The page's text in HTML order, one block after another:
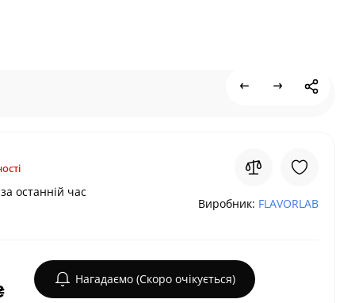
останній час
Виробник: FLAVORLAB
Нагадаємо (Скоро очікується)